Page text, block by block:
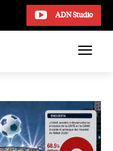
ADN Studio